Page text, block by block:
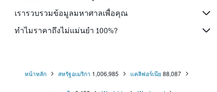
เรารวบรวมข้อมูลมหาศาลเพื่อคุณ
ทำไมราคาถึงไม่แม่นยำ 100%?
หน้าหลัก สหรัฐอเมริกา 1,006,985 แคลิฟอร์เนีย 88,087